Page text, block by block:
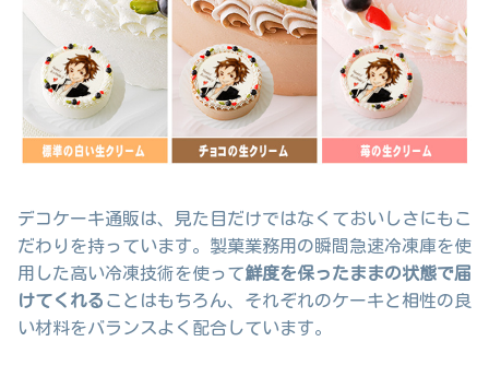
デコケーキ通販は、見た目だけではなくておいしさにもこ
だわりを持っています。製菓業務用の瞬間急速冷凍庫を使
用した高い冷凍技術を使って鮮度を保ったままの状態で届
けてくれる ことはもちろん、それぞれのケーキと相性の良
い材料をバランスよく配合しています。